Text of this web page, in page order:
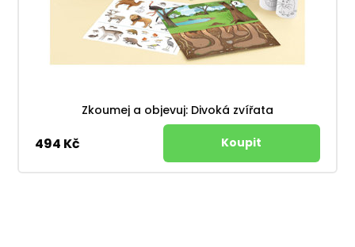
Zkoumej a objevuj: Divoká zvířata
494 Kč